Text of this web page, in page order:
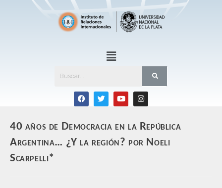
40 años de Democracia en la República
Argentina… ¿Y la región? por Noeli
Scarpelli*